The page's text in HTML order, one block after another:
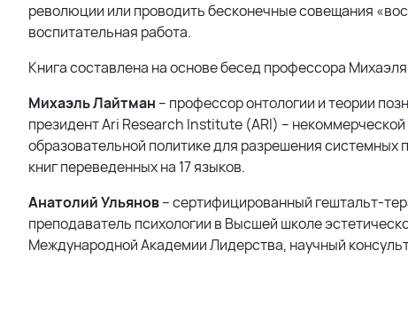
революции или проводить бесконечные совещания
воспитательная работа.
Книга составлена на основе бесед профессора
Михаэль Лайтман – профессор онтологии и теории
президент Ari Research Institute (ARI) –
образовательной политике для разрешения
книг переведенных на 17 языков.
Анатолий Ульянов– сертифицированный гештальт-
преподаватель психологии в Высшей школе
Международной Академии Лидерства, научный